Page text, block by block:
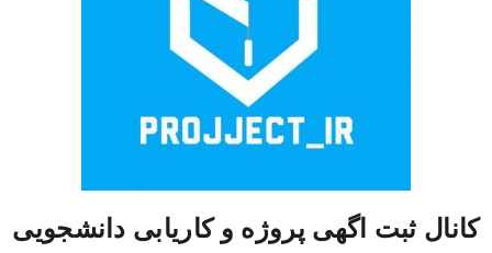
کانال ثبت اگهی پروژه و کاریابی دانشجویی